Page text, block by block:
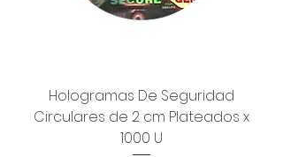
Hologramas De Seguridad
Circulares de 2 cm Plateados x
1000 U